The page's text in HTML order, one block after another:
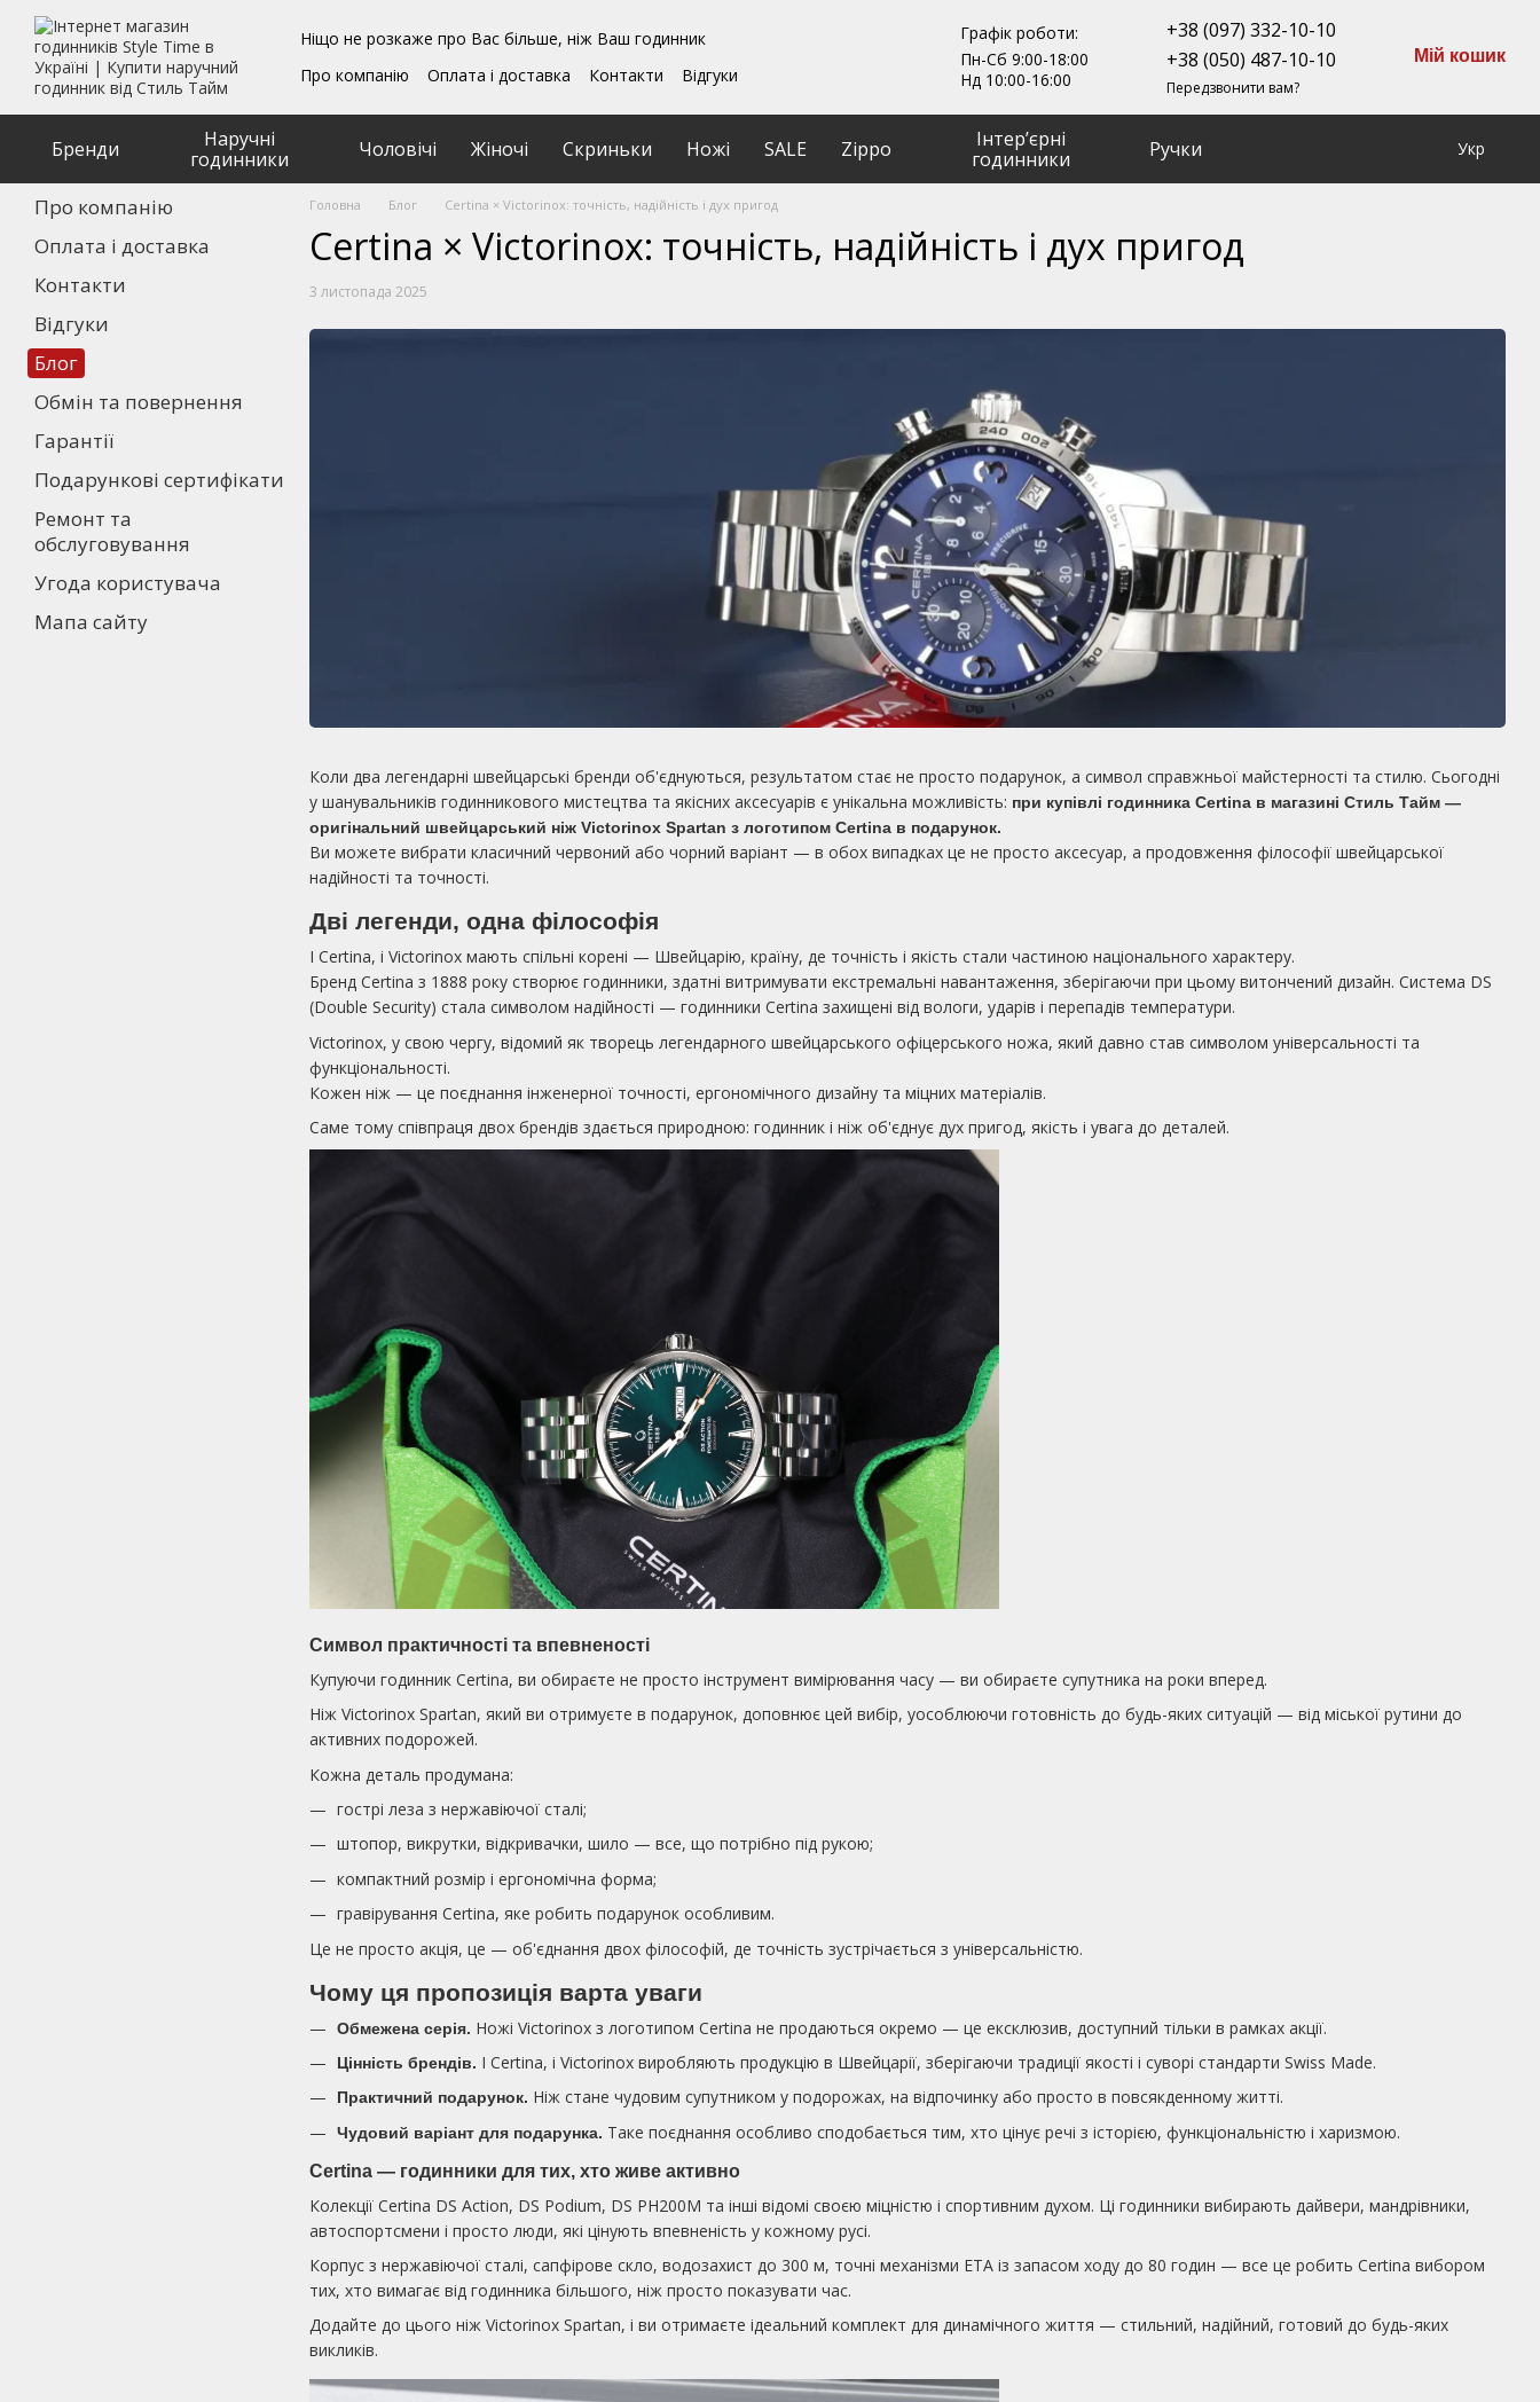
Перейти до основного контенту
Ніщо не розкаже про Вас більше, ніж Ваш годинник
Про компанію
Оплата і доставка Контакти
Відгуки
Угода користувача
Графік роботи:
Пн-Сб 9:00-18:00
Нд 10:00-16:00
+38 (097) 332-10-10
+38 (050) 487-10-10
Передзвонити вам?
Мій кошик
Бренди
Наручні
годинники
Чоловічі Жіночі Скриньки Ножі SALE Zippo
Інтерʼєрні
годинники
Ручки Укр
Головна Блог Certina × Victorinox: точність, надійність і дух пригод
Certina × Victorinox: точність, надійність і дух пригод
3 листопада 2025
Коли два легендарні швейцарські бренди об'єднуються, результатом стає не просто подарунок, а символ справжньої майстерності та стилю. Сьогодні
у шанувальників годинникового мистецтва та якісних аксесуарів є унікальна можливість: при купівлі годинника Certina в магазині Стиль Тайм —
оригінальний швейцарський ніж Victorinox Spartan з логотипом Certina в подарунок.
Ви можете вибрати класичний червоний або чорний варіант — в обох випадках це не просто аксесуар, а продовження філософії швейцарської
надійності та точності.
Дві легенди, одна філософія
І Certina, і Victorinox мають спільні корені — Швейцарію, країну, де точність і якість стали частиною національного характеру.
Бренд Certina з 1888 року створює годинники, здатні витримувати екстремальні навантаження, зберігаючи при цьому витончений дизайн. Система DS
(Double Security) стала символом надійності — годинники Certina захищені від вологи, ударів і перепадів температури.
Victorinox, у свою чергу, відомий як творець легендарного швейцарського офіцерського ножа, який давно став символом універсальності та
функціональності.
Кожен ніж — це поєднання інженерної точності, ергономічного дизайну та міцних матеріалів.
Саме тому співпраця двох брендів здається природною: годинник і ніж об'єднує дух пригод, якість і увага до деталей.
Символ практичності та впевненості
Купуючи годинник Certina, ви обираєте не просто інструмент вимірювання часу — ви обираєте супутника на роки вперед.
Ніж Victorinox Spartan, який ви отримуєте в подарунок, доповнює цей вибір, уособлюючи готовність до будь-яких ситуацій — від міської рутини до
активних подорожей.
Кожна деталь продумана:
гострі леза з нержавіючої сталі;
штопор, викрутки, відкривачки, шило — все, що потрібно під рукою;
компактний розмір і ергономічна форма;
гравірування Certina, яке робить подарунок особливим.
Це не просто акція, це — об'єднання двох філософій, де точність зустрічається з універсальністю.
Чому ця пропозиція варта уваги
Обмежена серія. Ножі Victorinox з логотипом Certina не продаються окремо — це ексклюзив, доступний тільки в рамках акції.
Цінність брендів. І Certina, і Victorinox виробляють продукцію в Швейцарії, зберігаючи традиції якості і суворі стандарти Swiss Made.
Практичний подарунок. Ніж стане чудовим супутником у подорожах, на відпочинку або просто в повсякденному житті.
Чудовий варіант для подарунка. Таке поєднання особливо сподобається тим, хто цінує речі з історією, функціональністю і харизмою.
Certina — годинники для тих, хто живе активно
Колекції Certina DS Action, DS Podium, DS PH200M та інші відомі своєю міцністю і спортивним духом. Ці годинники вибирають дайвери, мандрівники,
автоспортсмени і просто люди, які цінують впевненість у кожному русі.
Корпус з нержавіючої сталі, сапфірове скло, водозахист до 300 м, точні механізми ETA із запасом ходу до 80 годин — все це робить Certina вибором
тих, хто вимагає від годинника більшого, ніж просто показувати час.
Додайте до цього ніж Victorinox Spartan, і ви отримаєте ідеальний комплект для динамічного життя — стильний, надійний, готовий до будь-яких
викликів.
Про компанію
Оплата і доставка
Контакти
Відгуки
Блог
Обмін та повернення
Гарантії
Подарункові сертифікати
Ремонт та
обслуговування
Угода користувача
Мапа сайту